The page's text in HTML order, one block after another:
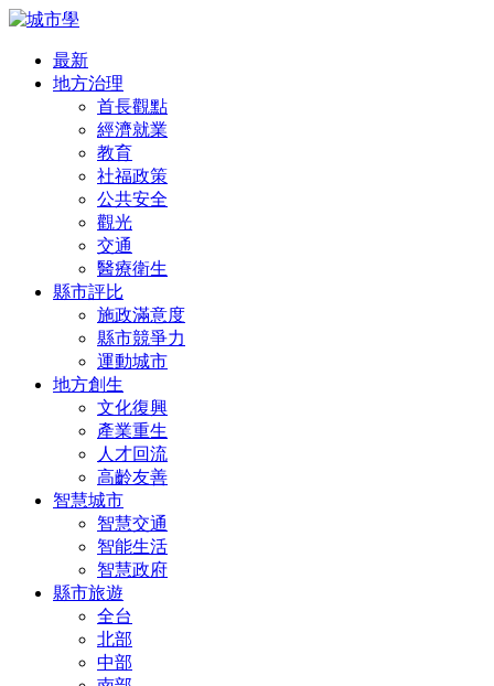
最新
地方治理
首長觀點
經濟就業
教育
社福政策
公共安全
觀光
交通
醫療衛生
縣市評比
施政滿意度
縣市競爭力
運動城市
地方創生
文化復興
產業重生
人才回流
高齡友善
智慧城市
智慧交通
智能生活
智慧政府
縣市旅遊
全台
北部
中部